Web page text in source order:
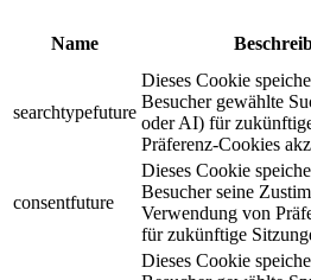
Name
searchtypefuture
Dieses Cookie
Besucher gewählte
oder AI) für
Präferenz-Cookies
consentfuture
Dieses Cookie
Besucher seine
Verwendung von
für zukünftige
Dieses Cookie